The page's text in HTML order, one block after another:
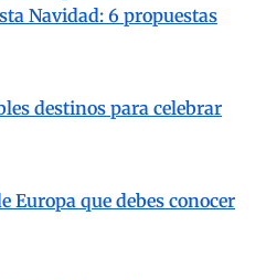
Navidad: 6 propuestas
destinos para celebrar
Europa que debes conocer